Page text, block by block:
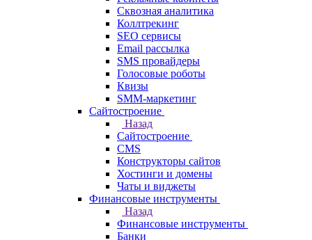
Cквозная аналитика
Коллтрекинг
SEO сервисы
Email расcылка
SMS провайдеры
Голосовые роботы
Квизы
SMM-маркетинг
Сайтостроение
Назад
Сайтостроение
CMS
Конструкторы сайтов
Хостинги и домены
Чаты и виджеты
Финансовые инструменты
Назад
Финансовые инструменты
Банки